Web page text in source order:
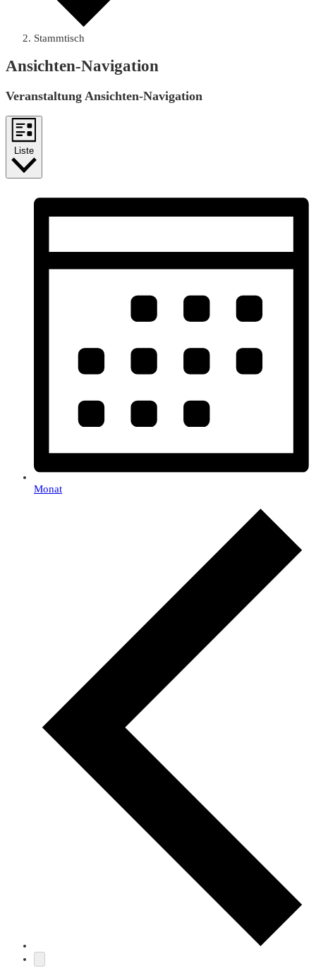
Stammtisch
Ansichten-Navigation
Veranstaltung Ansichten-Navigation
Liste
Monat